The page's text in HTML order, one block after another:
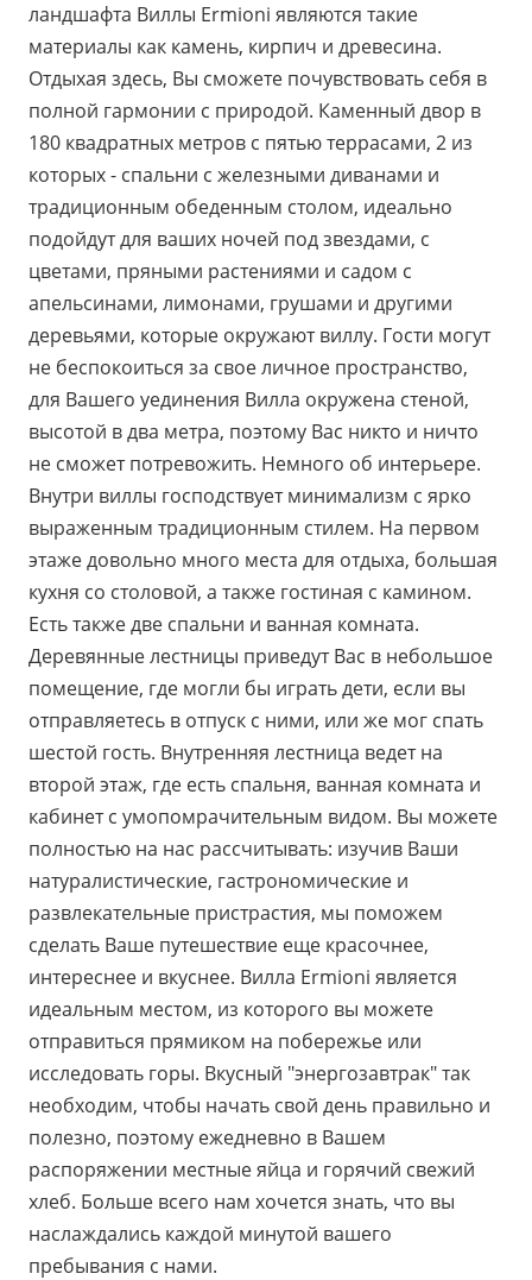
ландшафта Виллы Ermioni являются такие
материалы как камень, кирпич и древесина.
Отдыхая здесь, Вы сможете почувствовать себя в
полной гармонии с природой. Каменный двор в
180 квадратных метров с пятью террасами, 2 из
которых - спальни с железными диванами и
традиционным обеденным столом, идеально
подойдут для ваших ночей под звездами, с
цветами, пряными растениями и садом с
апельсинами, лимонами, грушами и другими
деревьями, которые окружают виллу. Гости могут
не беспокоиться за свое личное пространство,
для Вашего уединения Вилла окружена стеной,
высотой в два метра, поэтому Вас никто и ничто
не сможет потревожить. Немного об интерьере.
Внутри виллы господствует минимализм с ярко
выраженным традиционным стилем. На первом
этаже довольно много места для отдыха, большая
кухня со столовой, а также гостиная с камином.
Есть также две спальни и ванная комната.
Деревянные лестницы приведут Вас в небольшое
помещение, где могли бы играть дети, если вы
отправляетесь в отпуск с ними, или же мог спать
шестой гость. Внутренняя лестница ведет на
второй этаж, где есть спальня, ванная комната и
кабинет с умопомрачительным видом. Вы можете
полностью на нас рассчитывать: изучив Ваши
натуралистические, гастрономические и
развлекательные пристрастия, мы поможем
сделать Ваше путешествие еще красочнее,
интереснее и вкуснее. Вилла Ermioni является
идеальным местом, из которого вы можете
отправиться прямиком на побережье или
исследовать горы. Вкусный "энергозавтрак" так
необходим, чтобы начать свой день правильно и
полезно, поэтому ежедневно в Вашем
распоряжении местные яйца и горячий свежий
хлеб. Больше всего нам хочется знать, что вы
наслаждались каждой минутой вашего
пребывания с нами.